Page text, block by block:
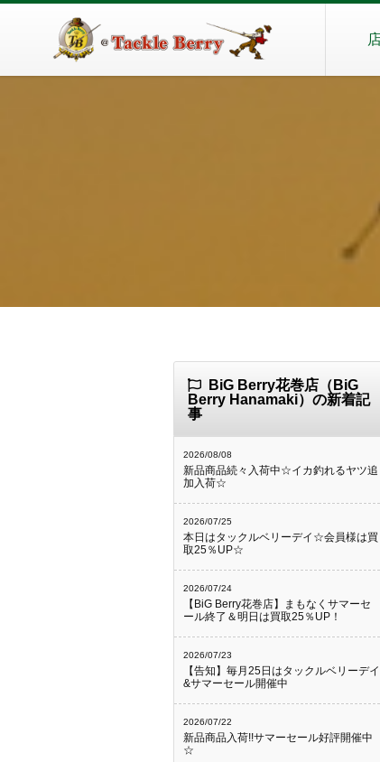
BiG Berry花巻店（BiG
Berry Hanamaki）の新着記
事
2026/08/08
新品商品続々入荷中☆イカ釣れるヤツ追
加入荷☆
2026/07/25
本日はタックルベリーデイ☆会員様は買
取25％UP☆
2026/07/24
【BiG Berry花巻店】まもなくサマーセ
ール終了＆明日は買取25％UP！
2026/07/23
【告知】毎月25日はタックルベリーデイ
&サマーセール開催中
2026/07/22
新品商品入荷!!サマーセール好評開催中
☆